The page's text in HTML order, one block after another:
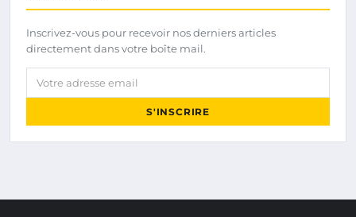
Inscrivez-vous pour recevoir nos derniers articles
directement dans votre boîte mail.
Votre adresse email
S'INSCRIRE